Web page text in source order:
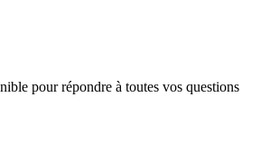
pour répondre à toutes vos questions